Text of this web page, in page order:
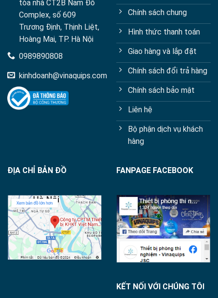
tòa nhà CT2B Nam Đô
Complex, số 609
Trương Định, Thịnh Liệt,
Hoàng Mai, TP. Hà Nội
0989890808
kinhdoanh@vinaquips.com
Chính sách chung
Hình thức thanh toán
Giao hàng và lắp đặt
Chính sách đổi trả hàng
Chính sách bảo mật
Liên hệ
Bộ phận dịch vụ khách
hàng
ĐỊA CHỈ BẢN ĐỒ FANPAGE FACEBOOK
KẾT NỐI VỚI CHÚNG TÔI